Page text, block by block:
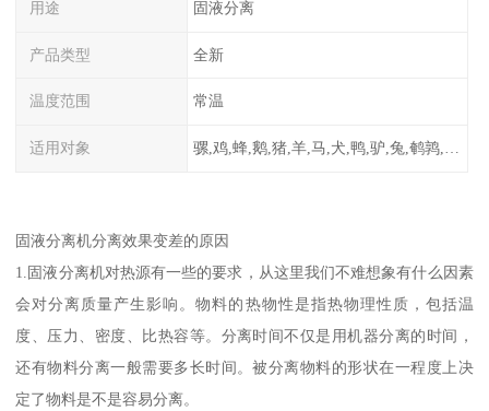
用途 固液分离
产品类型 全新
温度范围 常温
适用对象 骡,鸡,蜂,鹅,猪,羊,马,犬,鸭,驴,兔,鹌鹑,牛,鸽
固液分离机分离效果变差的原因
1.固液分离机对热源有一些的要求，从这里我们不难想象有什么因素
会对分离质量产生影响。物料的热物性是指热物理性质，包括温
度、压力、密度、比热容等。分离时间不仅是用机器分离的时间，
还有物料分离一般需要多长时间。被分离物料的形状在一程度上决
定了物料是不是容易分离。